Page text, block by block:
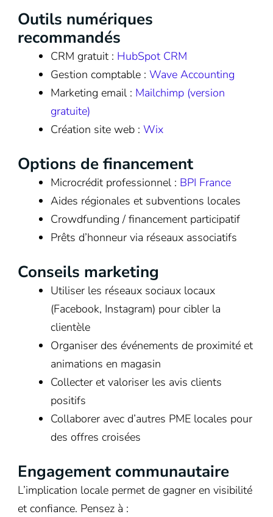
Outils numériques
recommandés
CRM gratuit : HubSpot CRM
Gestion comptable : Wave Accounting
Marketing email : Mailchimp (version
gratuite)
Création site web : Wix
Options de financement
Microcrédit professionnel : BPI France
Aides régionales et subventions locales
Crowdfunding / financement participatif
Prêts d’honneur via réseaux associatifs
Conseils marketing
Utiliser les réseaux sociaux locaux
(Facebook, Instagram) pour cibler la
clientèle
Organiser des événements de proximité et
animations en magasin
Collecter et valoriser les avis clients
positifs
Collaborer avec d’autres PME locales pour
des offres croisées
Engagement communautaire
L’implication locale permet de gagner en visibilité
et confiance. Pensez à :